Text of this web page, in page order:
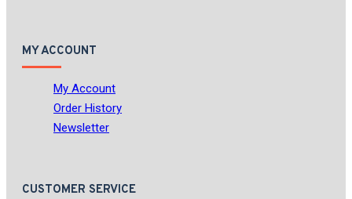
MY ACCOUNT
My Account
Order History
Newsletter
CUSTOMER SERVICE